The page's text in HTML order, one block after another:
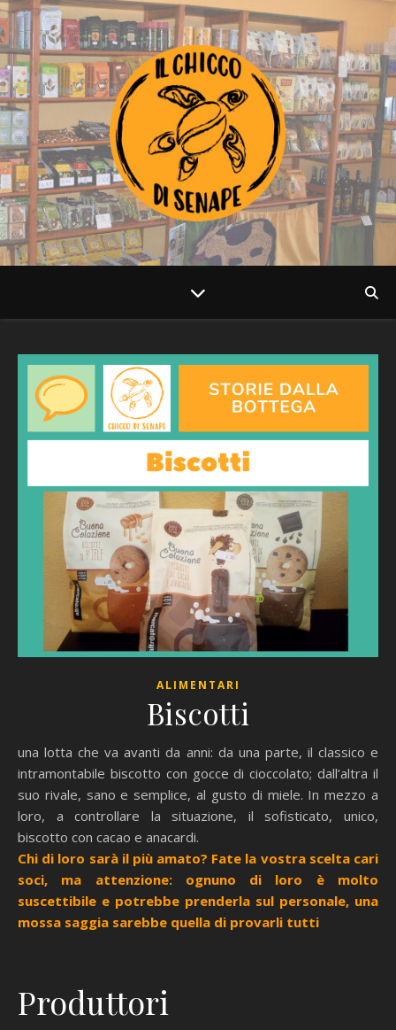
ALIMENTARI
Biscotti
una lotta che va avanti da anni: da una parte, il classico e
intramontabile biscotto con gocce di cioccolato; dall’altra il
suo rivale, sano e semplice, al gusto di miele. In mezzo a
loro, a controllare la situazione, il sofisticato, unico,
biscotto con cacao e anacardi.
Chi di loro sarà il più amato? Fate la vostra scelta cari
soci, ma attenzione: ognuno di loro è molto
suscettibile e potrebbe prenderla sul personale, una
mossa saggia sarebbe quella di provarli tutti
Produttori